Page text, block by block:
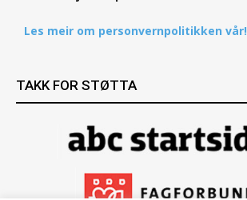
Les meir om personvernpolitikken vår!
TAKK FOR STØTTA